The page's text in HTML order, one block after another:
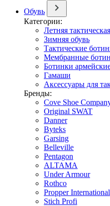
Обувь
Категории:
Летняя
Зимняя обувь
Тактические
Мембранные
Ботинки
Гамаши
Аксессуары для
Бренды:
Cove Shoe
Original SWAT
Danner
Byteks
Garsing
Belleville
Pentagon
ALTAMA
Under Armour
Rothco
Propper International
Stich Profi